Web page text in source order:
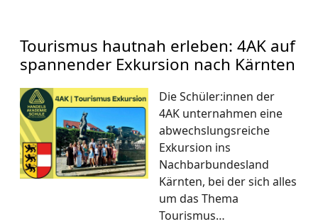
Tourismus hautnah erleben: 4AK auf
spannender Exkursion nach Kärnten
Die Schüler:innen der
4AK unternahmen eine
abwechslungsreiche
Exkursion ins
Nachbarbundesland
Kärnten, bei der sich alles
um das Thema
Tourismus…